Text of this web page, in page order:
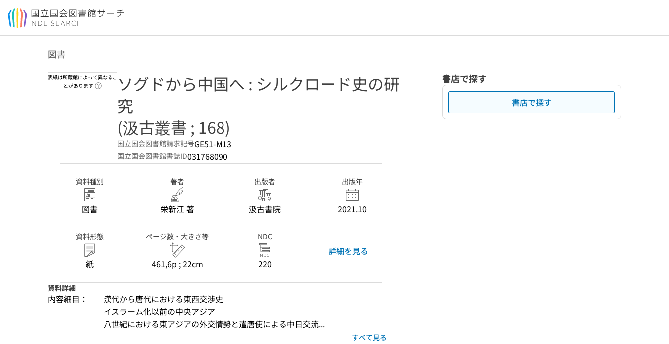
本文へ移動
図書
表紙は所蔵館によって異なるこ
とがあります
ヘルプページへのリンク
ソグドから中国へ : シルクロード史の研
究
(汲古叢書 ; 168)
国立国会図書館請求記号GE51-M13
国立国会図書館書誌ID031768090
資料種別
図書
著者
栄新江 著
出版者
汲古書院
出版年
2021.10
資料形態
紙
ページ数・大きさ等
461,6p ; 22cm
NDC
220
詳細を見る
資料詳細
内容細目：
漢代から唐代における東西交渉史
イスラーム化以前の中央アジア
八世紀における東アジアの外交情勢と遣唐使による中日交流...
すべて見る
書店で探す
書店で探す